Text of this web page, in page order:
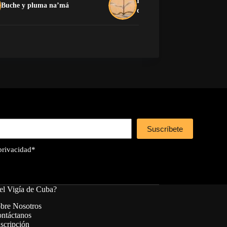
Buche y pluma na’má
dilema de la oposición
Suscríbete
*
Vigía de Cuba?
Nosotros